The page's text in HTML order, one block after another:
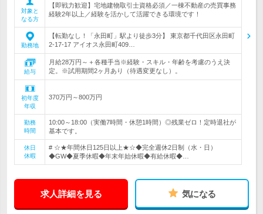
対象と
なる方
【即戦力歓迎】宅地建物取引士資格必須／一棟不動産の売買事務
経験2年以上／経験を活かして活躍できる環境です！
勤務地
【転勤なし！「永田町」駅より徒歩3分】 東京都千代田区永田町
2-17-17 アイオス永田町409…
給与
月給28万円～＋各種手当※経験・スキル・年齢を考慮のうえ決
定。※試用期間2ヶ月あり（待遇変更なし）。
初年度
年収
370万円～800万円
勤務
時間
10:00～18:00（実働7時間・休憩1時間）◎残業ゼロ！定時退社が
基本です。
休日
休暇
# ☆★年間休日125日以上★☆◆完全週休2日制（水・日）
◆GW◆夏季休暇◆年末年始休暇◆有給休暇◆…
求人詳細を見る 気になる